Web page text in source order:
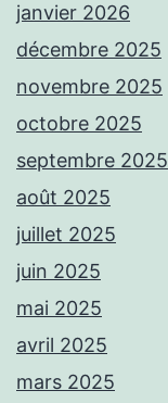
janvier 2026
décembre 2025
novembre 2025
octobre 2025
septembre 2025
août 2025
juillet 2025
juin 2025
mai 2025
avril 2025
mars 2025